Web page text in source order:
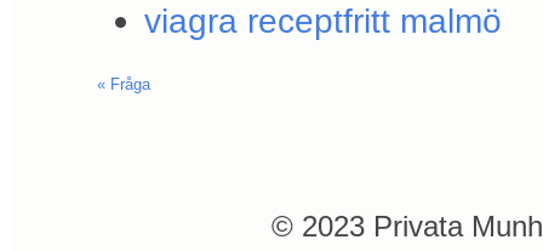
viagra receptfritt malmö
« Fråga
© 2023 Privata